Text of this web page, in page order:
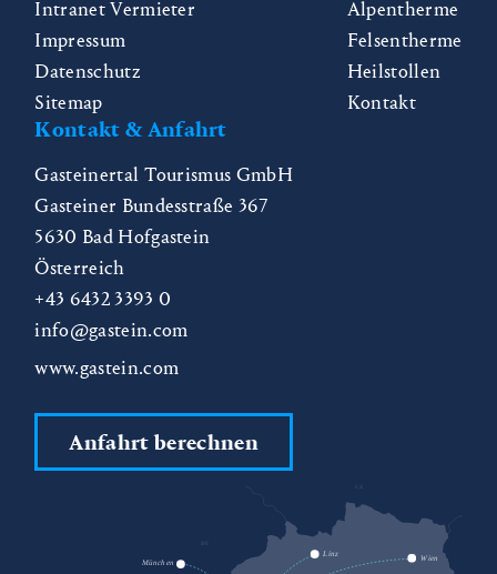
Intranet Vermieter
Impressum
Datenschutz
Sitemap
Alpentherme
Felsentherme
Heilstollen
Kontakt
Kontakt & Anfahrt
Gasteinertal Tourismus GmbH
Gasteiner Bundesstraße 367
5630 Bad Hofgastein
Österreich
+43 6432 3393 0
info@gastein.com
www.gastein.com
Anfahrt berechnen
München
Wien
Linz
CZ